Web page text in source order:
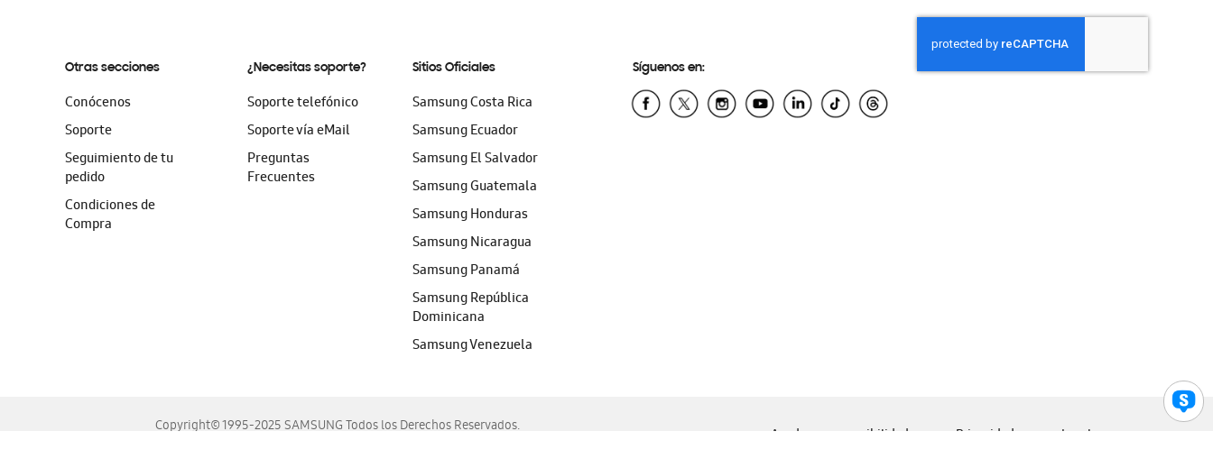
Otras secciones
Conócenos
Soporte
Seguimiento de tu
pedido
Condiciones de
Compra
¿Necesitas soporte?
Soporte telefónico
Soporte vía eMail
Preguntas
Frecuentes
Sitios Oficiales
Samsung Costa Rica
Samsung Ecuador
Samsung El Salvador
Samsung Guatemala
Samsung Honduras
Samsung Nicaragua
Samsung Panamá
Samsung República
Dominicana
Samsung Venezuela
Síguenos en:
Copyright© 1995-2025 SAMSUNG Todos los Derechos Reservados.
Ayuda para accesibilidad Privacidad Legal